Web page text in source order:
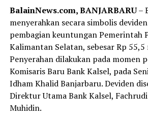
BalainNews.com, BANJARBARU–
menyerahkan secara simbolis
pembagian keuntungan Pemerintah
Kalimantan Selatan, sebesar Rp
Penyerahan dilakukan pada momen
Komisaris Baru Bank Kalsel, pada
Idham Khalid Banjarbaru. Deviden
Direktur Utama Bank Kalsel,
Muhidin.